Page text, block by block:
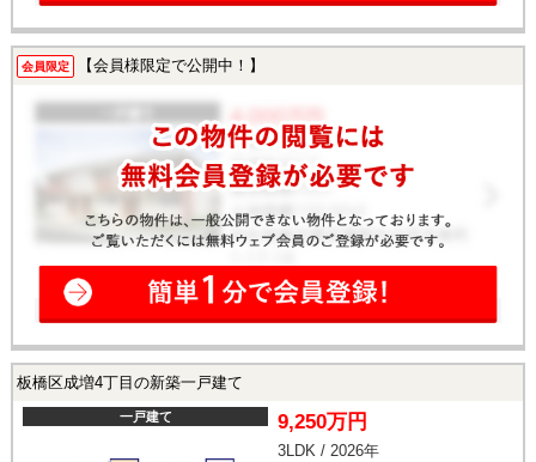
会員限定 【会員様限定で公開中！】
板橋区成増4丁目の新築一戸建て
一戸建て 9,250万円
3LDK / 2026年